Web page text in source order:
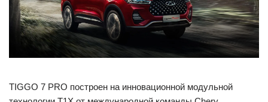
TIGGO 7 PRO построен на инновационной модульной